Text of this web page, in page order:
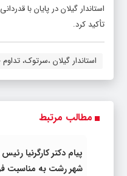
استاندار گیلان در پایان با
تأکید کرد.
استاندار گیلان ،سرتوک،
مطالب مرتبط
پیام دکتر کارگرنیا
شهر رشت به مناسبت